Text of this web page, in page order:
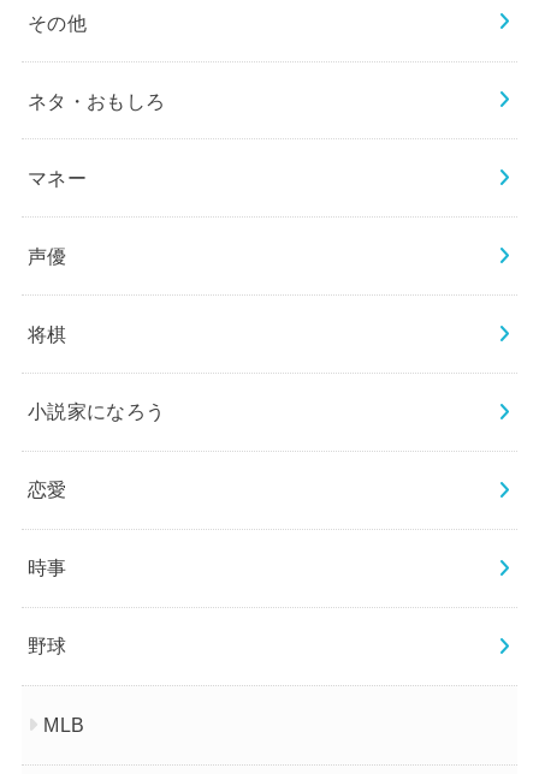
その他
ネタ・おもしろ
マネー
声優
将棋
小説家になろう
恋愛
時事
野球
MLB